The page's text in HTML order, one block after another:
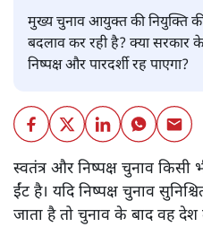
मुख्य चुनाव आयुक्त की नियुक्ति की
बदलाव कर रही है? क्या
निष्पक्ष और पारदर्शी रह पाएगा?
स्वतंत्र और निष्पक्ष चुनाव
ईंट है। यदि निष्पक्ष चुनाव
जाता है तो चुनाव के बाद वह देश